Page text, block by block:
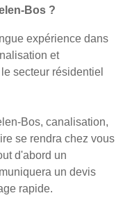
Bos ?
expérience dans
et
secteur résidentiel
Bos, canalisation,
se rendra chez vous
d'abord un
un devis
rapide.